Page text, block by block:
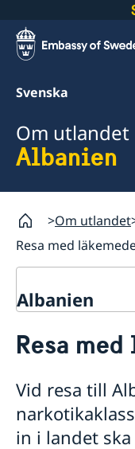
Svenska
Om utlandet
Albanien
Om utlandet
Resa med
Albanien
Hjälp till
Apostille och
Gifta sig i Albanien
Pass i Albanien
Ambassadens
Aktuella händelser
Allmänna
Om olyckan är
Inför resan
Resa med
Resa med husdjur
Resa
Vid resa till
in i landet